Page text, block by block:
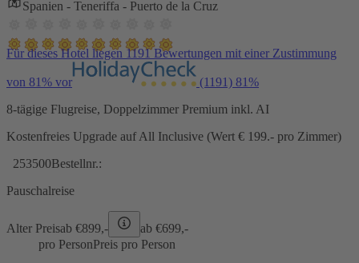
Spanien - Teneriffa - Puerto de la Cruz
Für dieses Hotel liegen 1191 Bewertungen mit einer Zustimmung
von 81% vor (1191) 81%
8-tägige Flugreise, Doppelzimmer Premium inkl. AI
Kostenfreies Upgrade auf All Inclusive (Wert € 199.- pro Zimmer)
253500Bestellnr.:
Pauschalreise
Alter Preisab €899,- ab €699,-
pro PersonPreis pro Person